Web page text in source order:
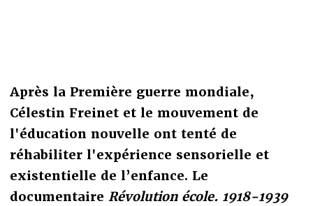
Après la Première guerre mondiale,
Célestin Freinet et le mouvement de
l'éducation nouvelle ont tenté de
réhabiliter l'expérience sensorielle et
existentielle de l’enfance. Le
documentaire Révolution école. 1918-1939